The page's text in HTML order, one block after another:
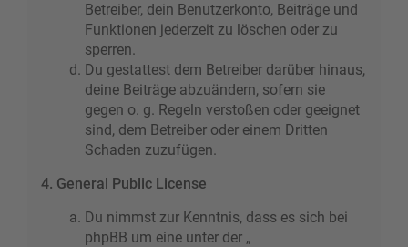
Betreiber, dein Benutzerkonto, Beiträge und
Funktionen jederzeit zu löschen oder zu
sperren.
Du gestattest dem Betreiber darüber hinaus,
deine Beiträge abzuändern, sofern sie
gegen o. g. Regeln verstoßen oder geeignet
sind, dem Betreiber oder einem Dritten
Schaden zuzufügen.
4. General Public License
Du nimmst zur Kenntnis, dass es sich bei
phpBB um eine unter der „